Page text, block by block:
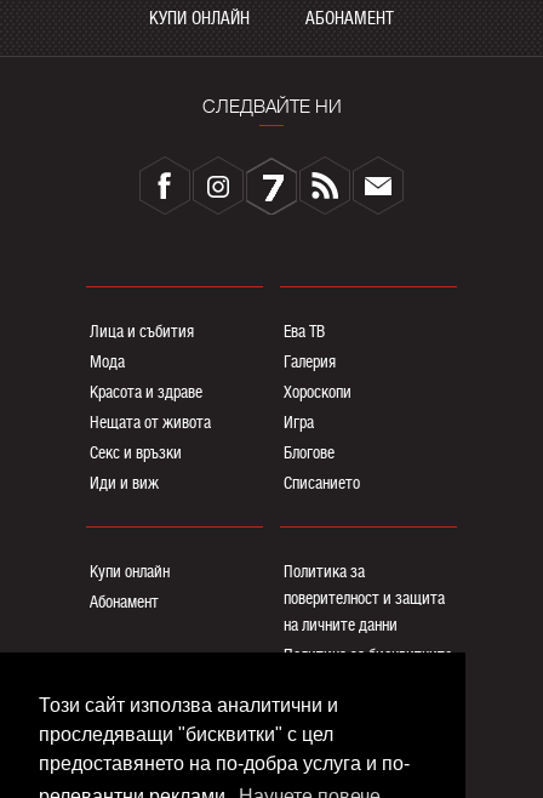
Този сайт използва аналитични и
проследяващи "бисквитки" с цел
предоставянето на по-добра услуга и по-
КУПИ ОНЛАЙН АБОНАМЕНТ
СЛЕДВАЙТЕ НИ
Лица и събития
Мода
Красота и здраве
Нещата от живота
Секс и връзки
Иди и виж
Ева ТВ
Галерия
Хороскопи
Игра
Блогoве
Списанието
Купи онлайн
Абонамент
Политика за
поверителност и защита
на личните данни
Политика за бисквитките
Общи условия
Контакти